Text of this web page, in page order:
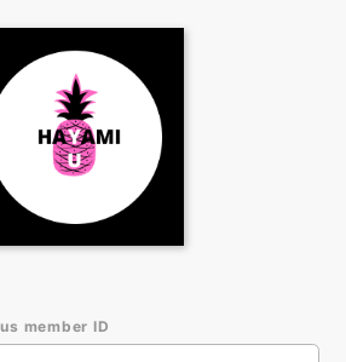
member ID